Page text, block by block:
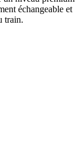
échangeable et
train.